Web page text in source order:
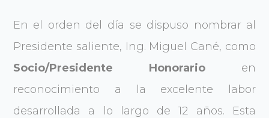
En el orden del día se dispuso nombrar al
Presidente saliente, Ing. Miguel Cané, como
Socio/Presidente Honorario en
reconocimiento a la excelente labor
desarrollada a lo largo de 12 años. Esta